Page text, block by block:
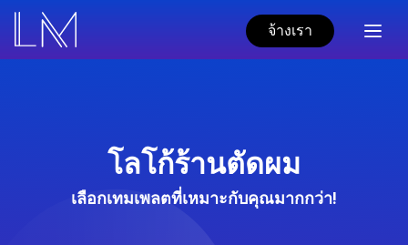
จ้างเรา
โลโก้ร้านตัดผม
เลือกเทมเพลตที่เหมาะกับคุณมากกว่า!